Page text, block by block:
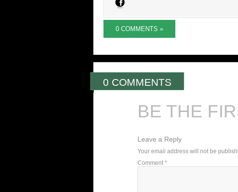
0 COMMENTS »
0 COMMENTS
BE THE
Leave a Reply
Your email address will not be
Comment *